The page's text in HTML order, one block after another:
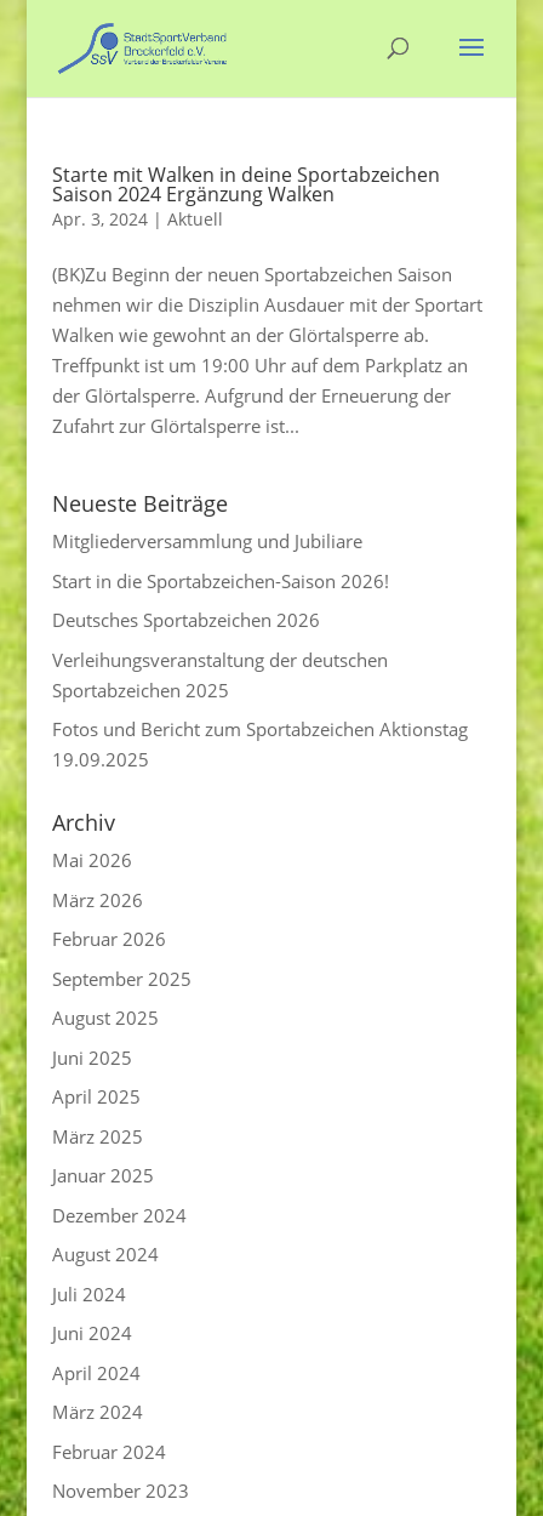
Starte mit Walken in deine Sportabzeichen
Saison 2024 Ergänzung Walken
Apr. 3, 2024| Aktuell
(BK)Zu Beginn der neuen Sportabzeichen Saison
nehmen wir die Disziplin Ausdauer mit der Sportart
Walken wie gewohnt an der Glörtalsperre ab.
Treffpunkt ist um 19:00 Uhr auf dem Parkplatz an
der Glörtalsperre. Aufgrund der Erneuerung der
Zufahrt zur Glörtalsperre ist...
Neueste Beiträge
Mitgliederversammlung und Jubiliare
Start in die Sportabzeichen-Saison 2026!
Deutsches Sportabzeichen 2026
Verleihungsveranstaltung der deutschen
Sportabzeichen 2025
Fotos und Bericht zum Sportabzeichen Aktionstag
19.09.2025
Archiv
Mai 2026
März 2026
Februar 2026
September 2025
August 2025
Juni 2025
April 2025
März 2025
Januar 2025
Dezember 2024
August 2024
Juli 2024
Juni 2024
April 2024
März 2024
Februar 2024
November 2023